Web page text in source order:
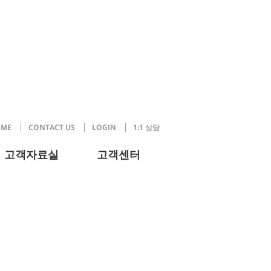
CONTACT US LOGIN 1:1 상담
고객자료실 고객센터